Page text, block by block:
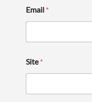
Email *
Site*